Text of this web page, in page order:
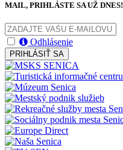
MAIL, PRIHLÁSTE SA UŽ DNES!
Odhlásenie
PRIHLÁSIŤ SA